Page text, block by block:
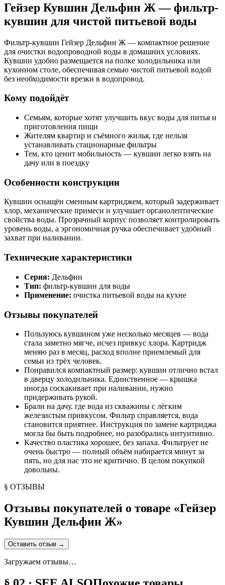
Гейзер Кувшин Дельфин Ж — фильтр-
кувшин для чистой питьевой воды
Фильтр-кувшин Гейзер Дельфин Ж — компактное решение
для очистки водопроводной воды в домашних условиях.
Кувшин удобно размещается на полке холодильника или
кухонном столе, обеспечивая семью чистой питьевой водой
без необходимости врезки в водопровод.
Кому подойдёт
Семьям, которые хотят улучшить вкус воды для питья и
приготовления пищи
Жителям квартир и съёмного жилья, где нельзя
устанавливать стационарные фильтры
Тем, кто ценит мобильность — кувшин легко взять на
дачу или в поездку
Особенности конструкции
Кувшин оснащён сменным картриджем, который задерживает
хлор, механические примеси и улучшает органолептические
свойства воды. Прозрачный корпус позволяет контролировать
уровень воды, а эргономичная ручка обеспечивает удобный
захват при наливании.
Технические характеристики
Серия: Дельфин
Тип: фильтр-кувшин для воды
Применение: очистка питьевой воды на кухне
Отзывы покупателей
Пользуюсь кувшином уже несколько месяцев — вода
стала заметно мягче, исчез привкус хлора. Картридж
меняю раз в месяц, расход вполне приемлемый для
семьи из трёх человек.
Понравился компактный размер: кувшин отлично встал
в дверцу холодильника. Единственное — крышка
иногда соскакивает при наливании, нужно
придерживать рукой.
Брали на дачу, где вода из скважины с лёгким
железистым привкусом. Фильтр справляется, вода
становится приятнее. Инструкция по замене картриджа
могла бы быть подробнее, но разобрались интуитивно.
Качество пластика хорошее, без запаха. Фильтрует не
очень быстро — полный объём набирается минут за
пять, но для нас это не критично. В целом покупкой
довольны.
§ ОТЗЫВЫ
Отзывы покупателей о товаре «Гейзер
Кувшин Дельфин Ж»
Оставить отзыв →
Загружаем отзывы…